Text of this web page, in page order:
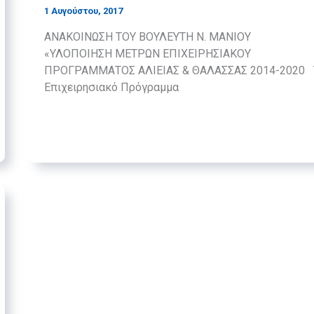
1 Αυγούστου, 2017
ΑΝΑΚΟΙΝΩΣΗ ΤΟΥ ΒΟΥΛΕΥΤΗ Ν. ΜΑΝΙΟΥ
«ΥΛΟΠΟΙΗΣΗ ΜΕΤΡΩΝ ΕΠΙΧΕΙΡΗΣΙΑΚΟΥ
ΠΡΟΓΡΑΜΜΑΤΟΣ ΑΛΙΕΙΑΣ & ΘΑΛΑΣΣΑΣ 2014-2020
Επιχειρησιακό Πρόγραμμα